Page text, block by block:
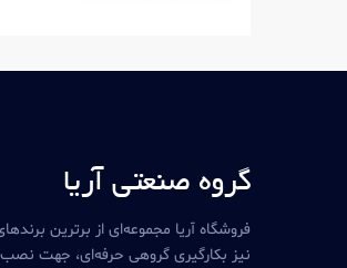
گروه صنعتی آریا
فروشگاه آریا مجموعه‌ای از برترین
نیز بکارگیری گروهی حرفه‌ای، جهت